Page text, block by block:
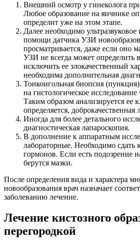
Внешний осмотр у гинеколога
Любое образование на яичнике
определит уже на этом этапе.
Далее необходимо
помощи датчика УЗИ
просматривается, даже если оно
УЗИ не всегда может определить
исключить ее злокачественный
необходима дополнительная
Тонкоигольная биопсия
на гистологическое
Таким образом анализируется ее
определяется, доброкачественная
Иногда для более детального
диагностическая лапароскопия.
В дополнение к аппаратным
лабораторные. Необходимо сдать
гормонов. Если есть подозрение
берутся мазки.
После определения вида и характера
новообразования врач назначает
заболеванию лечение.
Лечение кистозного
перегородкой